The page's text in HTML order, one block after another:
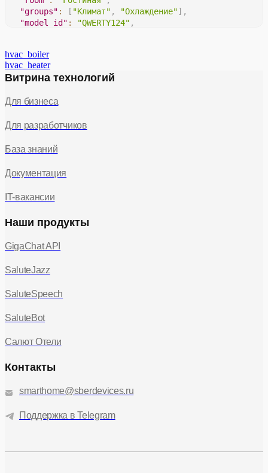
}
}
}
"groups" : [ "Климат" , "Охлаждение"] ,
"model_id" : "QWERTY124" ,
"partner_meta"
"internal-id"
"specificity": "microchip 2A"
}
hvac_boiler
hvac_heater
Витрина технологий
Для бизнеса
Для разработчиков
База знаний
Документация
IT-вакансии
Наши продукты
GigaChat API
SaluteJazz
SaluteSpeech
SaluteBot
Салют Отели
Контакты
smarthome@sberdevices.ru
Поддержка в Telegram